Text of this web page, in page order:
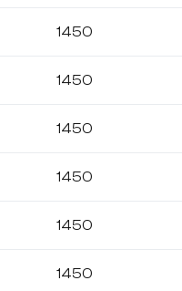
1450
1450
1450
1450
1450
1450